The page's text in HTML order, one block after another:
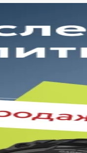
указан
Наш
У нас вы
Мы
руки.